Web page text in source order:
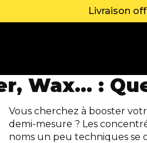
Livraison
Wax... :
Vous cherchez à booster
demi-mesure ? Les
noms un peu techniques se